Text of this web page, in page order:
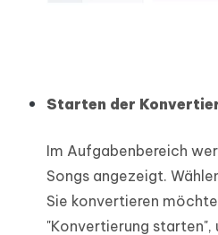
Starten der
Im Aufgabenbereich
Songs angezeigt.
Sie konvertieren
"Konvertierung starten",